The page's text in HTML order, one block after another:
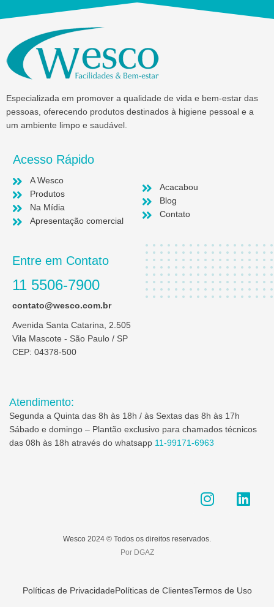
Especializada em promover a qualidade de vida e bem-estar das
pessoas, oferecendo produtos destinados à higiene pessoal e a
um ambiente limpo e saudável.
Acesso Rápido
A Wesco
Produtos
Na Mídia
Apresentação comercial
Acacabou
Blog
Contato
Entre em Contato
11 5506-7900
contato@wesco.com.br
Avenida Santa Catarina, 2.505
Vila Mascote - São Paulo / SP
CEP: 04378-500
Atendimento:
Segunda a Quinta das 8h às 18h / às Sextas das 8h às 17h
Sábado e domingo – Plantão exclusivo para chamados técnicos
das 08h às 18h através do whatsapp 11-99171-6963
n
a
a
i
n
Wesco 2024 © Todos os direitos reservados.
Por DGAZ
Políticas de Privacidade Políticas de ClientesTermos de Uso